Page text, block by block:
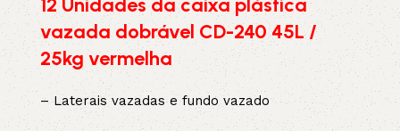
12 Unidades da caixa plástica
vazada dobrável CD-240 45L /
25kg vermelha
– Laterais vazadas e fundo vazado